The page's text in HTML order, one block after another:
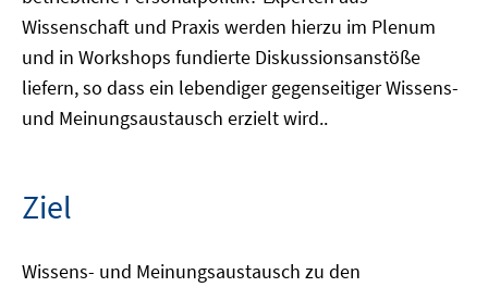
Wissenschaft und Praxis werden hierzu im Plenum
und in Workshops fundierte Diskussionsanstöße
liefern, so dass ein lebendiger gegenseitiger Wissens-
und Meinungsaustausch erzielt wird..
Ziel
Wissens- und Meinungsaustausch zu den